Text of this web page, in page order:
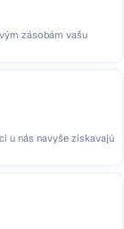
zásobám vašu
u nás navyše získavajú